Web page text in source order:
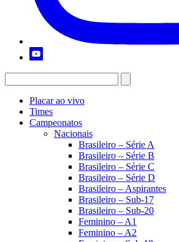
Placar ao vivo
Times
Campeonatos
Nacionais
Brasileiro – Série A
Brasileiro – Série B
Brasileiro – Série C
Brasileiro – Série D
Brasileiro – Aspirantes
Brasileiro – Sub-17
Brasileiro – Sub-20
Feminino – A1
Feminino – A2